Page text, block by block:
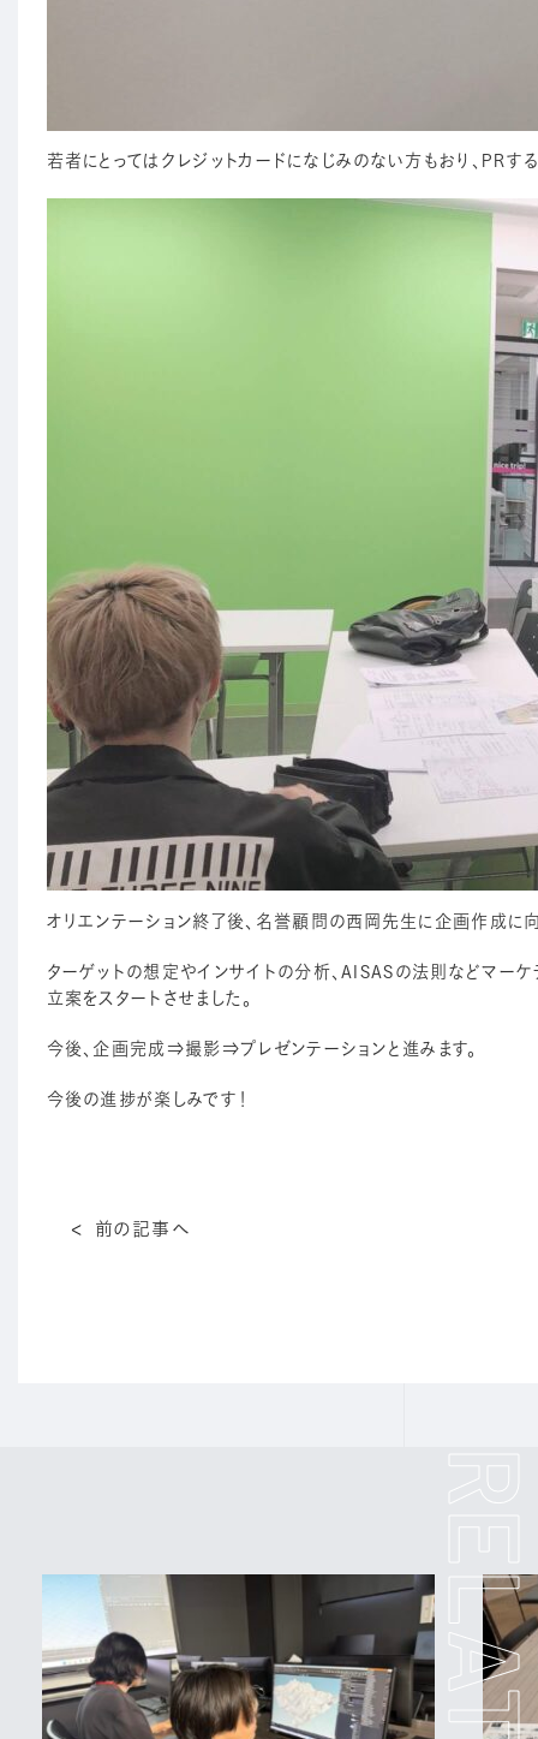
若者にとってはクレジットカードになじみのない方もおり、PRす
オリエンテーション終了後、名誉顧問の西岡先生に企画作成に
ターゲットの想定やインサイトの分析、AISASの法則などマー
立案をスタートさせました。
今後、企画完成⇒撮影⇒プレゼンテーションと進みます。
今後の進捗が楽しみです！
前の記事へ